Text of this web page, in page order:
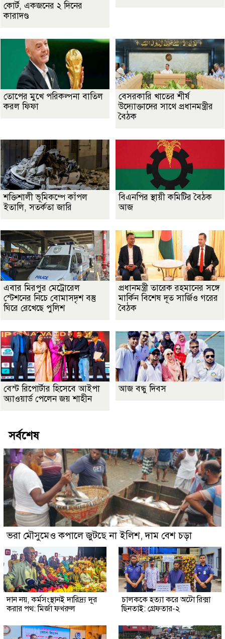
কোর্ট, একজনের ২ দিনের
কারাদণ্ড
তোপের মুখে পরিকল্পনা বাতিল
করল ফিফা
বেসরকারি খাতের শীর্ষ
উদ্যোক্তাদের সাথে প্রধানমন্ত্রীর
বৈঠক
শক্তিশালী ভূমিকম্পে কাঁপল
ইতালি, সতর্কতা জারি
বিএনপির স্থায়ী কমিটির বৈঠক
আজ
এবার মিরপুর মেট্রোরেল
স্টেশনের নিচে বোমাসদৃশ বস্তু
ঘিরে রেখেছে পুলিশ
প্রধানমন্ত্রী তারেক রহমানের সঙ্গে
মার্কিন বিশেষ দূত সার্জিও গরের
বৈঠক
বেস্ট রিপোর্টার হিসেবে আইপা
অ্যাওয়ার্ড পেলেন জয় শাহীন
আজ বন্ধু দিবস
সর্বশেষ
ভরা মৌসুমেও কপালে জুটছে না ইলিশ, দাম বেশ চড়া
দান নয়, কর্মসংস্থানই দারিদ্র্য দূর
করার পথ: মির্জা ফখরুল
চালককে হত্যা করে অটো রিক্সা
ছিনতাই: গ্রেফতার-২